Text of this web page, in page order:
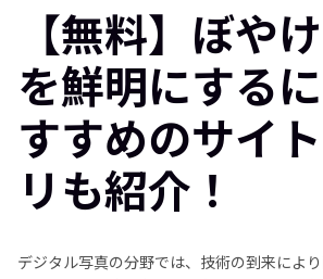
【無料】ぼや
を鮮明にする
すすめのサイ
リも紹介！
デジタル写真の分野では、技術の到来によ